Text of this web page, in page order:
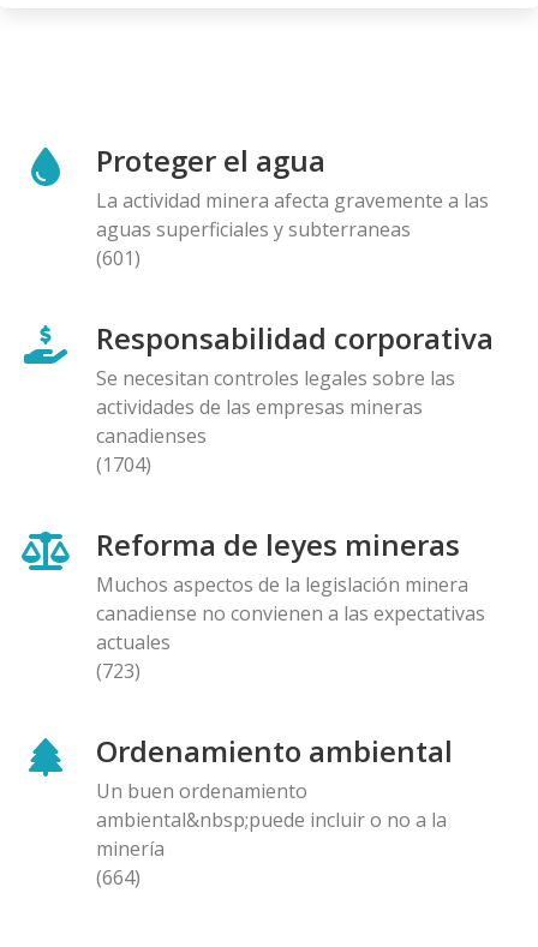
Proteger el agua
La actividad minera afecta gravemente a las
aguas superficiales y subterraneas
(601)
Responsabilidad corporativa
Se necesitan controles legales sobre las
actividades de las empresas mineras
canadienses
(1704)
Reforma de leyes mineras
Muchos aspectos de la legislación minera
canadiense no convienen a las expectativas
actuales
(723)
Ordenamiento ambiental
Un buen ordenamiento
ambiental&nbsp;puede incluir o no a la
minería
(664)